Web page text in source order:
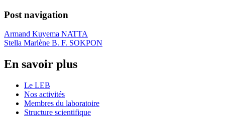
Post navigation
Armand Kuyema NATTA
Stella Marlène B. F. SOKPON
En savoir plus
Le LEB
Nos activités
Membres du laboratoire
Structure scientifique